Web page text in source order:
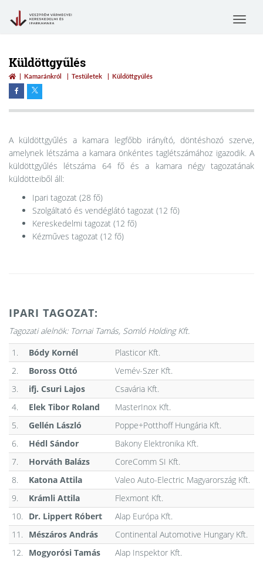
Toggle
Küldöttgyűlés
Kamaránkról Testületek Küldöttgyűlés
A küldöttgyűlés a kamara legfőbb irányító, döntéshozó szerve,
amelynek létszáma a kamara önkéntes taglétszámához igazodik. A
küldöttgyűlés létszáma 64 fő és a kamara négy tagozatának
küldötteiből áll:
Ipari tagozat (28 fő)
Szolgáltató és vendéglátó tagozat (12 fő)
Kereskedelmi tagozat (12 fő)
Kézműves tagozat (12 fő)
IPARI TAGOZAT:
Tagozati alelnök: Tornai Tamás, Somló Holding Kft.
1.
Bódy Kornél
Plasticor Kft.
2.
Boross Ottó
Vemév-Szer Kft.
3.
ifj. Csuri Lajos
Csavária Kft.
4.
Elek Tibor Roland
MasterInox Kft.
5.
Gellén László
Poppe+Potthoff Hungária Kft.
6.
Hédl Sándor
Bakony Elektronika Kft.
7.
Horváth Balázs
CoreComm SI Kft.
8.
Katona Attila
Valeo Auto-Electric Magyarország Kft.
9.
Krámli Attila
Flexmont Kft.
10.
Dr. Lippert Róbert
Alap Európa Kft.
11.
Mészáros András
Continental Automotive Hungary Kft.
12.
Mogyorósi Tamás
Alap Inspektor Kft.